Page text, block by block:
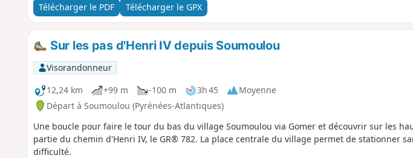
Télécharger le PDF Télécharger le GPX
Sur les pas d'Henri IV depuis Soumoulou
Visorandonneur
12,24 km
+99 m -100 m 3h 45
Moyenne
Départ à Soumoulou (Pyrénées-Atlantiques)
Une boucle pour faire le tour du bas du village Soumoulou via Gomer et découvrir sur les
partie du chemin d'Henri IV, le GR® 782. La place centrale du village permet de stationner
difficulté.